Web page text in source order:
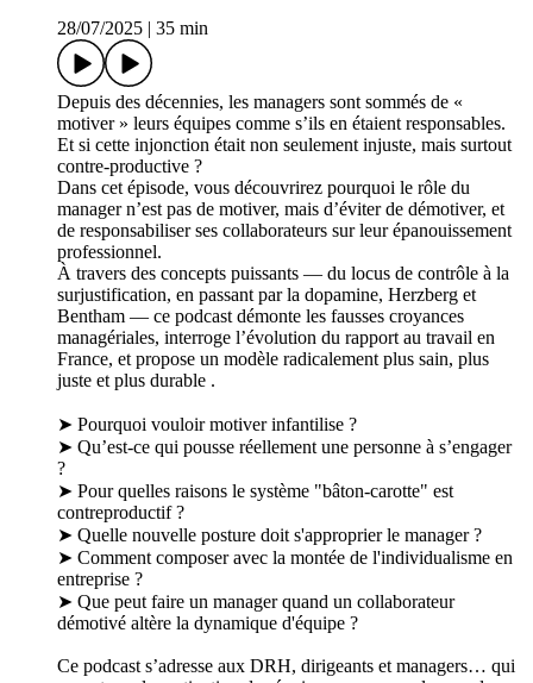
28/07/2025
35 min
Depuis des décennies, les managers sont sommés de «
motiver » leurs équipes comme s’ils en étaient responsables.
Et si cette injonction était non seulement injuste, mais surtout
contre-productive ?
Dans cet épisode, vous découvrirez pourquoi le rôle du
manager n’est pas de motiver, mais d’éviter de démotiver, et
de responsabiliser ses collaborateurs sur leur épanouissement
professionnel.
À travers des concepts puissants — du locus de contrôle à la
surjustification, en passant par la dopamine, Herzberg et
Bentham — ce podcast démonte les fausses croyances
managériales, interroge l’évolution du rapport au travail en
France, et propose un modèle radicalement plus sain, plus
juste et plus durable .
➤ Pourquoi vouloir motiver infantilise ?
➤ Qu’est-ce qui pousse réellement une personne à s’engager
?
➤ Pour quelles raisons le système "bâton-carotte" est
contreproductif ?
➤ Quelle nouvelle posture doit s'approprier le manager ?
➤ Comment composer avec la montée de l'individualisme en
entreprise ?
➤ Que peut faire un manager quand un collaborateur
démotivé altère la dynamique d'équipe ?
Ce podcast s’adresse aux DRH, dirigeants et managers… qui